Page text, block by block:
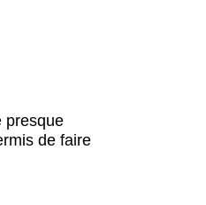
presque
de faire